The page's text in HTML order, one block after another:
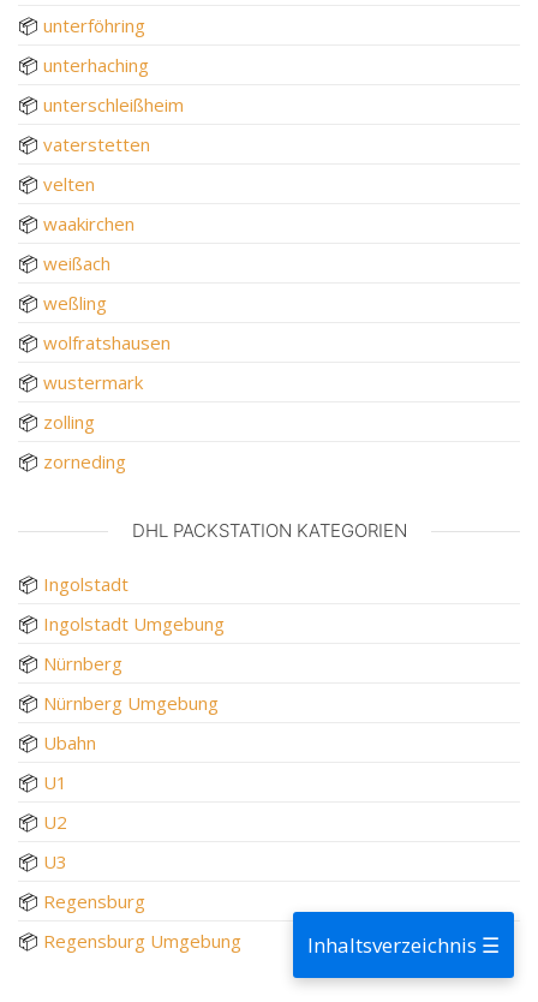
📦 unterföhring
📦 unterhaching
📦 unterschleißheim
📦 vaterstetten
📦 velten
📦 waakirchen
📦 weißach
📦 weßling
📦 wolfratshausen
📦 wustermark
📦 zolling
📦 zorneding
DHL PACKSTATION KATEGORIEN
📦 Ingolstadt
📦 Ingolstadt Umgebung
📦 Nürnberg
📦 Nürnberg Umgebung
📦 Ubahn
📦 U1
📦 U2
📦 U3
📦 Regensburg
📦 Regensburg Umgebung Inhaltsverzeichnis ☰